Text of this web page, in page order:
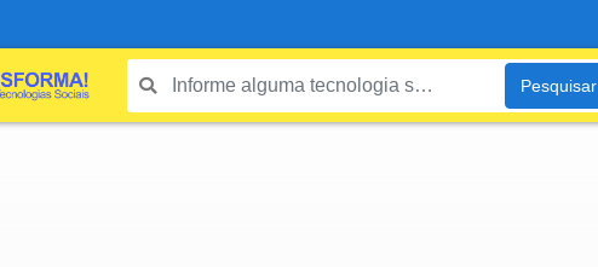
Pesquisar